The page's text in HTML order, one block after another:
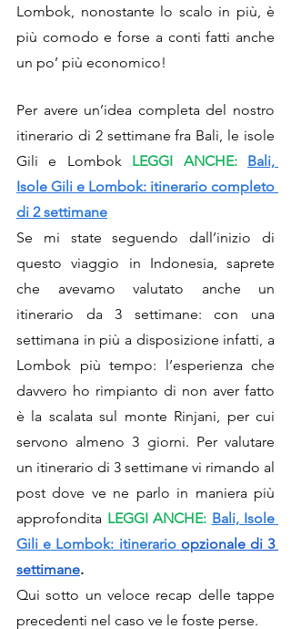
Lombok, nonostante lo scalo in più, è
più comodo e forse a conti fatti anche
un po’ più economico!
Per avere un’idea completa del nostro
itinerario di 2 settimane fra Bali, le isole
Gili e Lombok
LEGGI ANCHE:
Bali,
Isole Gili e Lombok: itinerario completo
di 2 settimane
Se mi state seguendo dall’inizio di
questo viaggio in Indonesia, saprete
che avevamo valutato anche un
itinerario da 3 settimane: con una
settimana in più a disposizione infatti, a
Lombok più tempo: l’esperienza che
davvero ho rimpianto di non aver fatto
è la scalata sul monte Rinjani, per cui
servono almeno 3 giorni. Per valutare
un itinerario di 3 settimane vi rimando al
post dove ve ne parlo in maniera più
approfondita LEGGI ANCHE: Bali, Isole
Gili e Lombok: itinerario opzionale di 3
settimane.
Qui sotto un veloce recap delle tappe
precedenti nel caso ve le foste perse.